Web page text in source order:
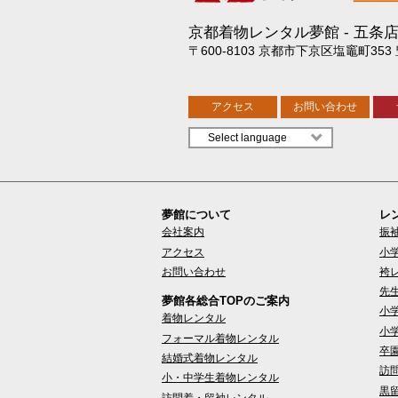
京都着物レンタル夢館 五条店
〒600-8103 京都市下京区塩竈町353
アクセス お問い合わせ
夢館について
会社案内
アクセス
お問い合わせ
夢館各総合TOPのご案内
着物レンタル
フォーマル着物レンタル
結婚式着物レンタル
小・中学生着物レンタル
レ
振
小
袴
先
小
小
卒
訪
黒